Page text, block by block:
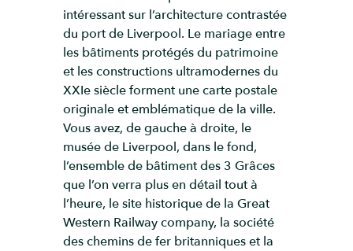
intéressant sur l’architecture contrastée
du port de Liverpool. Le mariage entre
les bâtiments protégés du patrimoine
et les constructions ultramodernes du
XXIe siècle forment une carte postale
originale et emblématique de la ville.
Vous avez, de gauche à droite, le
musée de Liverpool, dans le fond,
l’ensemble de bâtiment des 3 Grâces
que l’on verra plus en détail tout à
l’heure, le site historique de la Great
Western Railway company, la société
des chemins de fer britanniques et la